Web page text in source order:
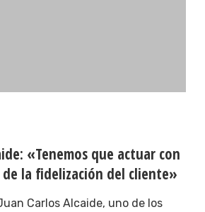
«Tenemos que actuar con
la fidelización del cliente»
Carlos Alcaide, uno de los